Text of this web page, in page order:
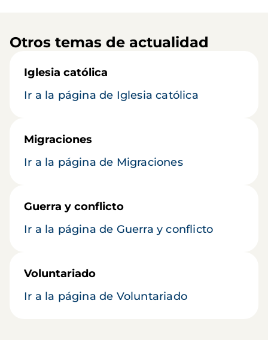
Otros temas de actualidad
Iglesia católica
Ir a la página de Iglesia católica
Migraciones
Ir a la página de Migraciones
Guerra y conflicto
Ir a la página de Guerra y conflicto
Voluntariado
Ir a la página de Voluntariado